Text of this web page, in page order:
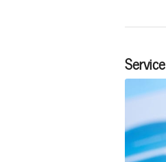
Service